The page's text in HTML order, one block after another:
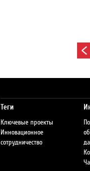
Теги
Ключевые проекты
Инновационное
сотрудничество